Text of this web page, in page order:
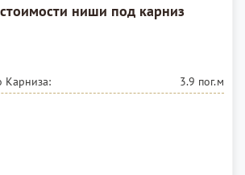
ниши под карниз
Карниза: 3.9 пог.м